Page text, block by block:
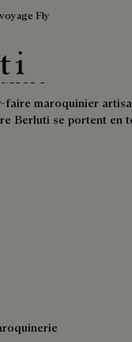
Fly
faire maroquinier
Berluti se portent en